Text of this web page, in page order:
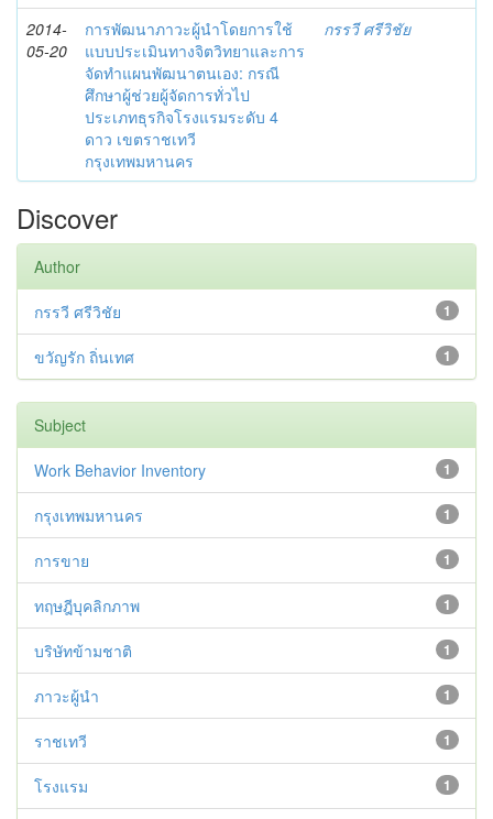
2014-
05-20
การพัฒนาภาวะผู้นำโดยการใช้
แบบประเมินทางจิตวิทยาและการ
จัดทำแผนพัฒนาตนเอง: กรณี
ศึกษาผู้ช่วยผู้จัดการทั่วไป
ประเภทธุรกิจโรงแรมระดับ 4
ดาว เขตราชเทวี
กรุงเทพมหานคร
กรรวี ศรีวิชัย
Discover
Author
1
กรรวี ศรีวิชัย
1
ขวัญรัก ถิ่นเทศ
Subject
1
Work Behavior Inventory
1
กรุงเทพมหานคร
1
การขาย
1
ทฤษฎีบุคลิกภาพ
1
บริษัทข้ามชาติ
1
ภาวะผู้นำ
1
ราชเทวี
1
โรงแรม